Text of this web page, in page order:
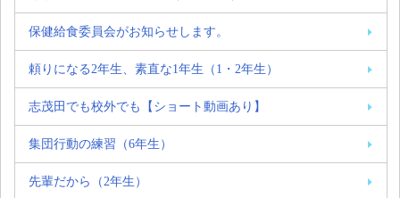
保健給食委員会がお知らせします。
頼りになる2年生、素直な1年生（1・2年生）
志茂田でも校外でも【ショート動画あり】
集団行動の練習（6年生）
先輩だから（2年生）